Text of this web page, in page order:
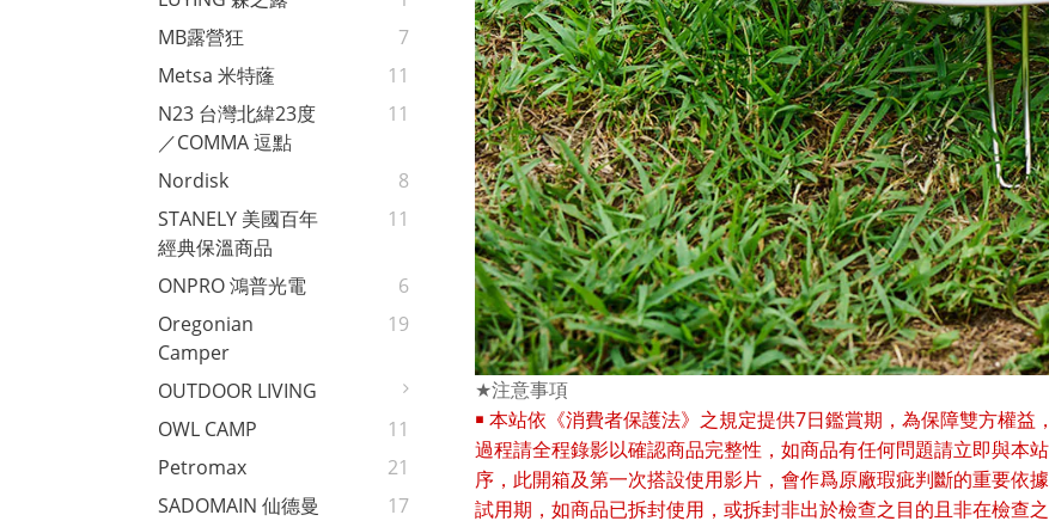
MB露營狂
7
Metsa 米特蕯
11
N23 台灣北緯23度
／COMMA 逗點
11
Nordisk
8
STANELY 美國百年
經典保溫商品
11
ONPRO 鴻普光電
6
Oregonian
Camper
19
OUTDOOR LIVING
OWL CAMP
11
Petromax
21
SADOMAIN 仙德曼
17
★注意事項
￭ 本站依《消費者保護法》之規定提供7日鑑賞期，為保障雙方權益
過程請全程錄影以確認商品完整性，如商品有任何問題請立即與本
序，此開箱及第一次搭設使用影片，會作爲原廠瑕疵判斷的重要依
試用期，如商品已拆封使用，或拆封非出於檢查之目的且非在檢查